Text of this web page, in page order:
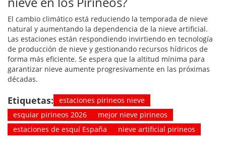
El cambio climático está reduciendo la temporada de nieve
natural y aumentando la dependencia de la nieve artificial.
Las estaciones están respondiendo invirtiendo en tecnología
de producción de nieve y gestionando recursos hídricos de
forma más eficiente. Se espera que la altitud mínima para
garantizar nieve aumente progresivamente en las próximas
décadas.
Etiquetas:
estaciones pirineos nieve
esquiar pirineos 2026
mejor nieve pirineos
estaciones de esquí España
nieve artificial pirineos